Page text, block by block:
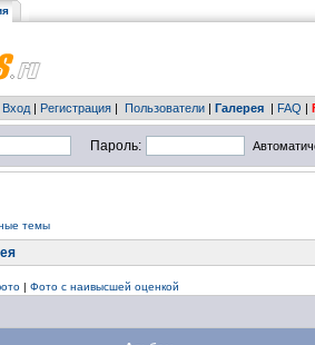
Вход | Регистрация | Пользователи | Галерея | FAQ |
Пароль:
темы
| Фото с наивысшей оценкой